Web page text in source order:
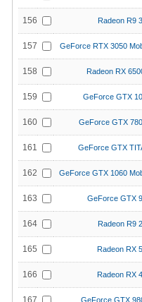
156 Radeon R9
157 GeForce RTX 3050
158 Radeon RX
159 GeForce GTX
160 GeForce GTX
161 GeForce GTX
162 GeForce GTX 1060
163 GeForce GTX
164 Radeon R9
165 Radeon RX
166 Radeon RX
167 GeForce GTX